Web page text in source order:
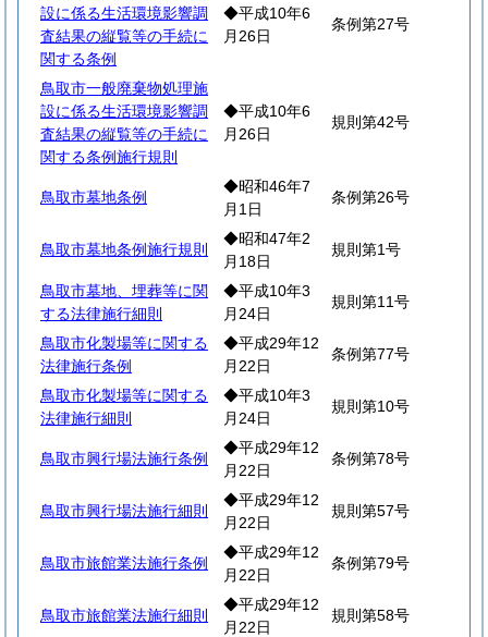
設に係る生活環境影響調
査結果の縦覧等の手続に
関する条例
◆平成10年6
月26日
条例第27号
鳥取市一般廃棄物処理施
設に係る生活環境影響調
査結果の縦覧等の手続に
関する条例施行規則
◆平成10年6
月26日
規則第42号
鳥取市墓地条例
◆昭和46年7
月1日
条例第26号
鳥取市墓地条例施行規則
◆昭和47年2
月18日
規則第1号
鳥取市墓地、埋葬等に関
する法律施行細則
◆平成10年3
月24日
規則第11号
鳥取市化製場等に関する
法律施行条例
◆平成29年12
月22日
条例第77号
鳥取市化製場等に関する
法律施行細則
◆平成10年3
月24日
規則第10号
鳥取市興行場法施行条例
◆平成29年12
月22日
条例第78号
鳥取市興行場法施行細則
◆平成29年12
月22日
規則第57号
鳥取市旅館業法施行条例
◆平成29年12
月22日
条例第79号
鳥取市旅館業法施行細則
◆平成29年12
月22日
規則第58号